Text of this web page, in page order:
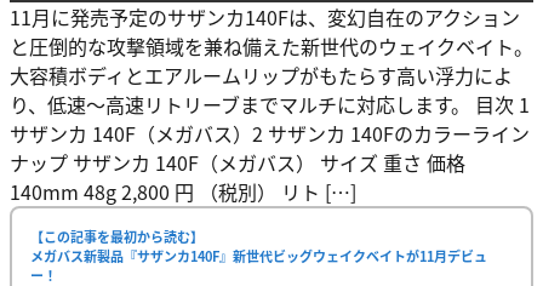
11月に発売予定のサザンカ140Fは、変幻自在のアクション
と圧倒的な攻撃領域を兼ね備えた新世代のウェイクベイト。
大容積ボディとエアルームリップがもたらす高い浮力によ
り、低速～高速リトリーブまでマルチに対応します。 目次 1
サザンカ 140F（メガバス）2 サザンカ 140Fのカラーライン
ナップ サザンカ 140F（メガバス） サイズ 重さ 価格
140mm 48g 2,800 円 （税別） リト […]
【この記事を最初から読む】
メガバス新製品『サザンカ140F』新世代ビッグウェイクベイトが11月デビュ
ー！